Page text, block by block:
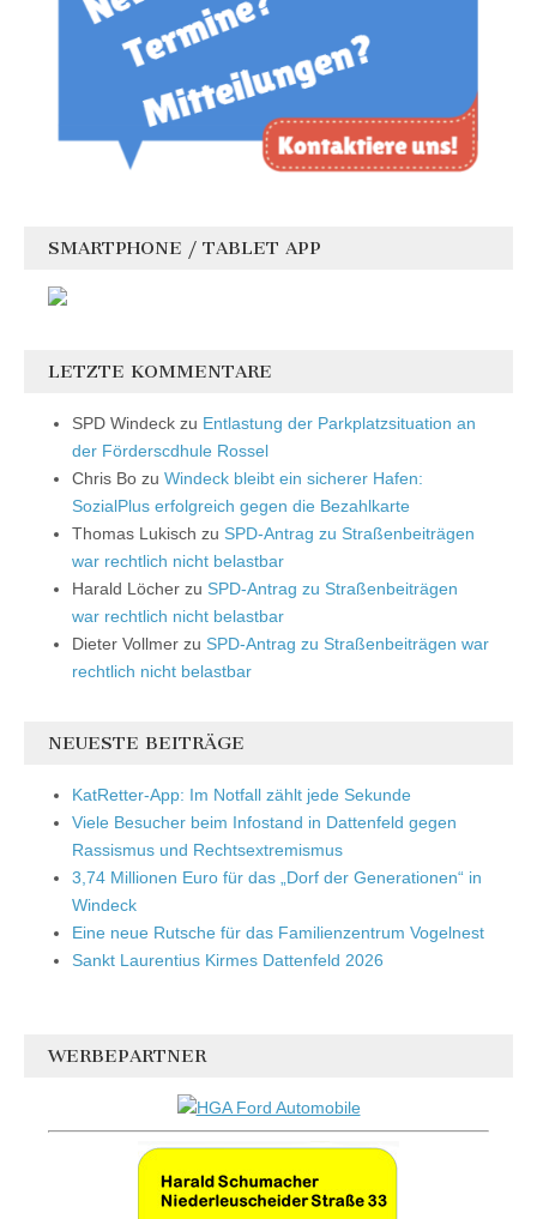
SMARTPHONE / TABLET APP
LETZTE KOMMENTARE
SPD Windeck zu Entlastung der Parkplatzsituation an
der Förderscdhule Rossel
Chris Bo zu Windeck bleibt ein sicherer Hafen:
SozialPlus erfolgreich gegen die Bezahlkarte
Thomas Lukisch zu SPD-Antrag zu Straßenbeiträgen
war rechtlich nicht belastbar
Harald Löcher zu SPD-Antrag zu Straßenbeiträgen
war rechtlich nicht belastbar
Dieter Vollmer zu SPD-Antrag zu Straßenbeiträgen war
rechtlich nicht belastbar
NEUESTE BEITRÄGE
KatRetter-App: Im Notfall zählt jede Sekunde
Viele Besucher beim Infostand in Dattenfeld gegen
Rassismus und Rechtsextremismus
3,74 Millionen Euro für das „Dorf der Generationen“ in
Windeck
Eine neue Rutsche für das Familienzentrum Vogelnest
Sankt Laurentius Kirmes Dattenfeld 2026
WERBEPARTNER